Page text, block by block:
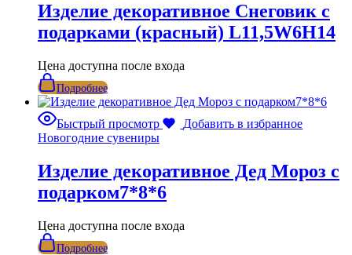
Изделие декоративное Снеговик с
подарками (красный) L11,5W6H14
Цена доступна после входа
Подробнее
Быстрый просмотр
Добавить в избранное
Новогодние сувениры
Изделие декоративное Дед Мороз с
подарком7*8*6
Цена доступна после входа
Подробнее